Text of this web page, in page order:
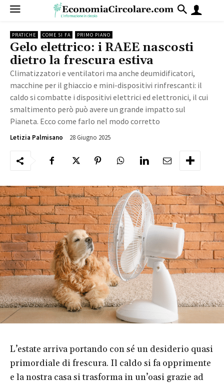
PRATICHE COME SI FA PRIMO PIANO
Gelo elettrico: i RAEE nascosti
dietro la frescura estiva
Climatizzatori e ventilatori ma anche deumidificatori,
macchine per il ghiaccio e mini-dispositivi rinfrescanti: il
caldo si combatte i dispositivi elettrici ed elettronici, il cui
smaltimento però può avere un grande impatto sul
Pianeta. Ecco come farlo nel modo corretto
Letizia Palmisano 28 Giugno 2025
L’estate arriva portando con sé un desiderio quasi
primordiale di frescura. Il caldo si fa opprimente
e la nostra casa si trasforma in un’oasi grazie ad